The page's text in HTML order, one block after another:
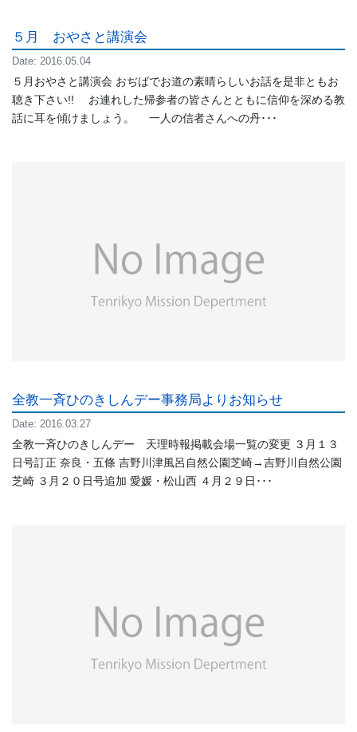
５月 おやさと講演会
Date: 2016.05.04
５月おやさと講演会 おぢばでお道の素晴らしいお話を是非ともお
聴き下さい!! お連れした帰参者の皆さんとともに信仰を深める教
話に耳を傾けましょう。 一人の信者さんへの丹･･･
全教一斉ひのきしんデー事務局よりお知らせ
Date: 2016.03.27
全教一斉ひのきしんデー 天理時報掲載会場一覧の変更 ３月１３
日号訂正 奈良・五條 吉野川津風呂自然公園芝崎→吉野川自然公園
芝崎 ３月２０日号追加 愛媛・松山西 ４月２９日･･･